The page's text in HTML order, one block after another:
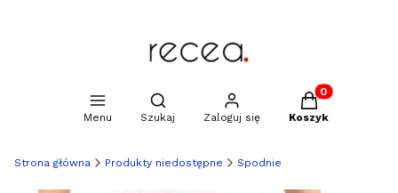
Menu
Otwórz wyszukiwarkę
Szukaj Zaloguj się
Produkty w
Koszyk
Strona główna Produkty niedostępne Spodnie